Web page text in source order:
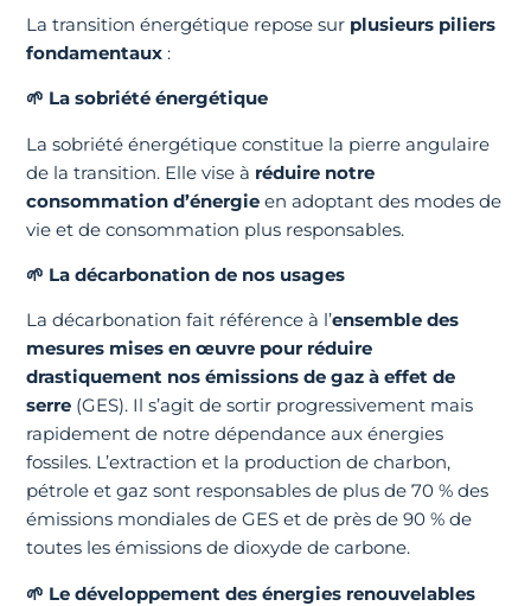
La transition énergétique repose sur plusieurs piliers
fondamentaux :
🌱 La sobriété énergétique
La sobriété énergétique constitue la pierre angulaire
de la transition. Elle vise à réduire notre
consommation d’énergie en adoptant des modes de
vie et de consommation plus responsables.
🌱 La décarbonation de nos usages
La décarbonation fait référence à l’ensemble des
mesures mises en œuvre pour réduire
drastiquement nos émissions de gaz à effet de
serre (GES). Il s’agit de sortir progressivement mais
rapidement de notre dépendance aux énergies
fossiles. L’extraction et la production de charbon,
pétrole et gaz sont responsables de plus de 70 % des
émissions mondiales de GES et de près de 90 % de
toutes les émissions de dioxyde de carbone.
🌱 Le développement des énergies renouvelables